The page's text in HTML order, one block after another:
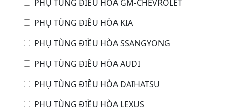
PHỤ TÙNG ĐIỀU HÒA GM-CHEVROLET
PHỤ TÙNG ĐIỀU HÒA KIA
PHỤ TÙNG ĐIỀU HÒA SSANGYONG
PHỤ TÙNG ĐIỀU HÒA AUDI
PHỤ TÙNG ĐIỀU HÒA DAIHATSU
PHỤ TÙNG ĐIỀU HÒA LEXUS